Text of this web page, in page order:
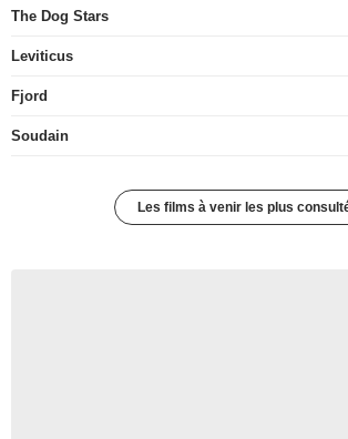
The Dog Stars
Leviticus
Fjord
Soudain
Les films à venir les plus